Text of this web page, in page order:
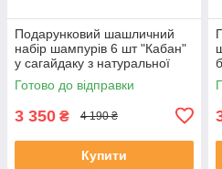
Подарунковий шашличний
набір шампурів 6 шт "Кабан"
у сагайдаку з натуральної
шкіри
Готово до відправки
3 350 ₴ 4 190 ₴
Купити